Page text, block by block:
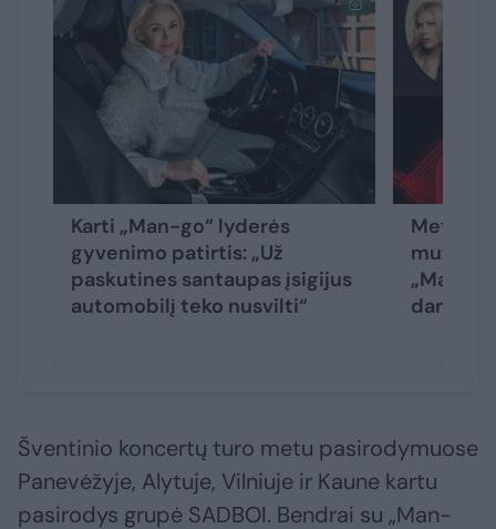
Karti „Man-go“ lyderės
gyvenimo patirtis: „Už
paskutines santaupas įsigijus
automobilį teko nusvilti“
Metų
muzika:
„Man-
Šventinio koncertų turo metu pasirodymuose
Panevėžyje, Alytuje, Vilniuje ir Kaune kartu
pasirodys grupė SADBOI. Bendrai su „Man-